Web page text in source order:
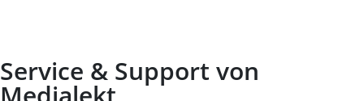
Service & Support von